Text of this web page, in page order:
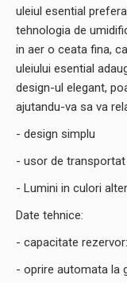
uleiul esential
tehnologia de
in aer o ceata fina,
uleiului esential
design-ul elegant,
ajutandu-va sa va
- design simplu
- usor de transportat
- Lumini in culori
Date tehnice:
- capacitate
- oprire automata la